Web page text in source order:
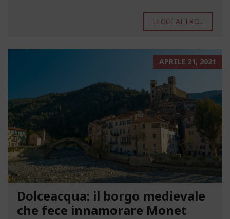
LEGGI ALTRO...
APRILE 21, 2021
Dolceacqua: il borgo medievale
che fece innamorare Monet